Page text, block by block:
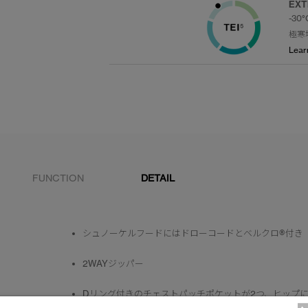
-
極寒
FUNCTION DETAIL
シュノーケルフードにはドローコードとベルクロ®付き
2WAYジッパー
Dリング付きのチェストパッチポケットが2つ、ヒップ